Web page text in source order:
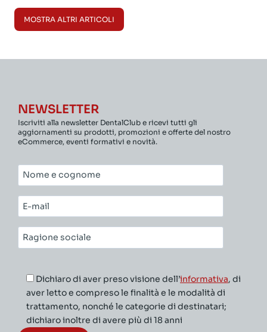
MOSTRA ALTRI ARTICOLI
NEWSLETTER
Iscriviti alla newsletter DentalClub e ricevi tutti gli
aggiornamenti su prodotti, promozioni e offerte del nostro
eCommerce, eventi formativi e novità.
Nome
e
cognome*
E-
mail*
Ragione
sociale*
Dichiaro di aver preso visione dell’informativa, di
aver letto e compreso le finalità e le modalità di
trattamento, nonché le categorie di destinatari;
dichiaro inoltre di avere più di 18 anni